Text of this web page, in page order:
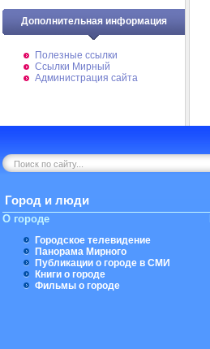
Дополнительная информация
Полезные ссылки
Ссылки Мирный
Администрация сайта
Город и люди
О городе
Городское телевидение
Панорама Мирного
Публикации о городе в СМИ
Книги о городе
Фильмы о городе